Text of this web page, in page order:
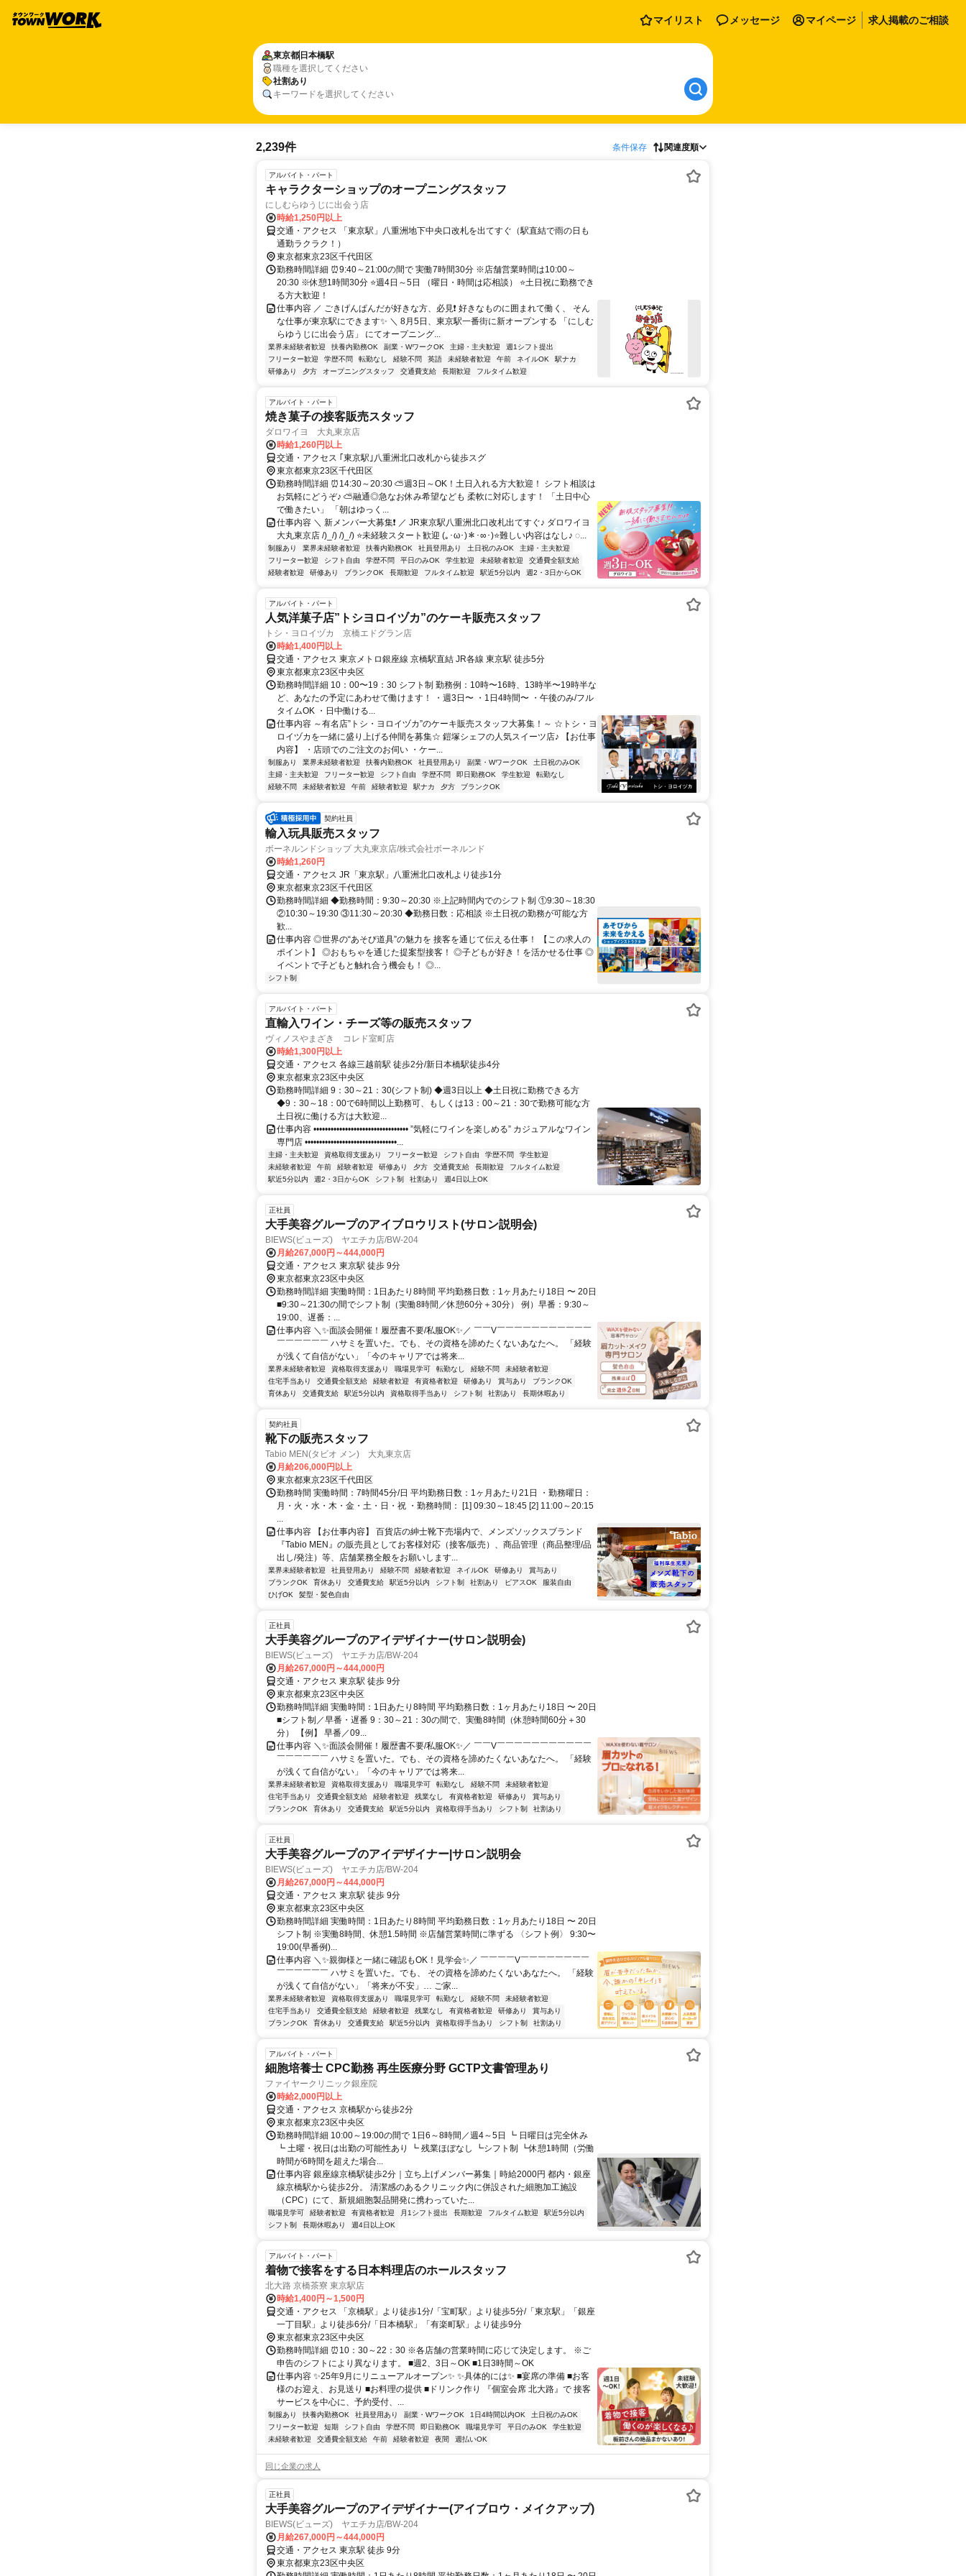
マイリスト メッセージ マイページ 求人掲載のご相談
東京都 日本橋駅
職種を選択してください
社割あり
キーワードを選択してください
2,239件 条件保存 関連度順
アルバイト・パート
キャラクターショップのオープニングスタッフ
にしむらゆうじに出会う店
時給1,250円以上
交通・アクセス 「東京駅」八重洲地下中央口改札を出てすぐ（駅直結で雨の日も
通勤ラクラク！）
東京都東京23区千代田区
勤務時間詳細 ⏰9:40～21:00の間で 実働7時間30分 ※店舗営業時間は10:00～
20:30 ※休憩1時間30分 ⭐週4日～5日 （曜日・時間は応相談） ⭐土日祝に勤務でき
る方大歓迎！
仕事内容 ／ ごきげんぱんだが好きな方、必見❗ 好きなものに囲まれて働く、 そん
な仕事が東京駅にできます✨ ＼ 8月5日、東京駅一番街に新オープンする 「にしむ
らゆうじに出会う店」 にてオープニング...
業界未経験者歓迎 扶養内勤務OK 副業・WワークOK 主婦・主夫歓迎
週1シフト提出
フリーター歓迎
学歴不問 転勤なし 経験不問 英語 未経験者歓迎 午前 ネイルOK
駅ナカ
研修あり
夕方 オープニングスタッフ 交通費支給 長期歓迎 フルタイム歓迎
アルバイト・パート
焼き菓子の接客販売スタッフ
ダロワイヨ 大丸東京店
時給1,260円以上
交通・アクセス ｢東京駅｣八重洲北口改札から徒歩スグ
東京都東京23区千代田区
勤務時間詳細 ⏰14:30～20:30 ⛅週3日～OK！土日入れる方大歓迎！ シフト相談は
お気軽にどうぞ♪ ⛅融通◎急なお休み希望なども 柔軟に対応します！ 「土日中心
で働きたい」 「朝はゆっく...
仕事内容 ＼ 新メンバー大募集❗ ／ JR東京駅八重洲北口改札出てすぐ♪ ダロワイヨ
大丸東京店 /)_/) /)_/) ⭐未経験スタート歓迎 (｡･ω･)＊･∞･)⭐難しい内容はなし♪ ◌...
制服あり 業界未経験者歓迎 扶養内勤務OK 社員登用あり 土日祝のみOK
主婦・主夫歓迎
フリーター歓迎
シフト自由 学歴不問 平日のみOK 学生歓迎 未経験者歓迎
交通費全額支給
経験者歓迎
研修あり ブランクOK 長期歓迎 フルタイム歓迎 駅近5分以内 週2・3日からOK
アルバイト・パート
人気洋菓子店”トシヨロイヅカ”のケーキ販売スタッフ
トシ・ヨロイヅカ 京橋エドグラン店
時給1,400円以上
交通・アクセス 東京メトロ銀座線 京橋駅直結 JR各線 東京駅 徒歩5分
東京都東京23区中央区
勤務時間詳細 10：00〜19：30 シフト制 勤務例：10時〜16時、13時半〜19時半な
ど、あなたの予定にあわせて働けます！ ・週3日〜 ・1日4時間〜 ・午後のみ/フル
タイムOK ・日中働ける...
仕事内容 ～有名店”トシ・ヨロイヅカ”のケーキ販売スタッフ大募集！～ ☆トシ・ヨ
ロイヅカを一緒に盛り上げる仲間を募集☆ 鎧塚シェフの人気スイーツ店♪ 【お仕事
内容】 ・店頭でのご注文のお伺い ・ケー...
制服あり 業界未経験者歓迎 扶養内勤務OK 社員登用あり 副業・WワークOK
土日祝のみOK
主婦・主夫歓迎
フリーター歓迎 シフト自由 学歴不問 即日勤務OK 学生歓迎
転勤なし
経験不問
未経験者歓迎 午前 経験者歓迎 駅ナカ 夕方 ブランクOK
契約社員
輸入玩具販売スタッフ
ボーネルンドショップ 大丸東京店/株式会社ボーネルンド
時給1,260円
交通・アクセス JR「東京駅」八重洲北口改札より徒歩1分
東京都東京23区千代田区
勤務時間詳細 ◆勤務時間：9:30～20:30 ※上記時間内でのシフト制 ①9:30～18:30
②10:30～19:30 ③11:30～20:30 ◆勤務日数：応相談 ※土日祝の勤務が可能な方
歓...
仕事内容 ◎世界の“あそび道具”の魅力を 接客を通じて伝える仕事！ 【この求人の
ポイント】 ◎おもちゃを通じた提案型接客！ ◎子どもが好き！を活かせる仕事 ◎
イベントで子どもと触れ合う機会も！ ◎...
シフト制
アルバイト・パート
直輸入ワイン・チーズ等の販売スタッフ
ヴィノスやまざき コレド室町店
時給1,300円以上
交通・アクセス 各線三越前駅 徒歩2分/新日本橋駅徒歩4分
東京都東京23区中央区
勤務時間詳細 9：30～21：30(シフト制) ◆週3日以上 ◆土日祝に勤務できる方
◆9：30～18：00で6時間以上勤務可、もしくは13：00～21：30で勤務可能な方
土日祝に働ける方は大歓迎...
仕事内容 ••••••••••••••••••••••••••••••••• ”気軽にワインを楽しめる” カジュアルなワイン
専門店 ••••••••••••••••••••••••••••••••...
主婦・主夫歓迎 資格取得支援あり フリーター歓迎 シフト自由 学歴不問
学生歓迎
未経験者歓迎
午前 経験者歓迎 研修あり 夕方 交通費支給 長期歓迎
フルタイム歓迎
駅近5分以内
週2・3日からOK シフト制 社割あり 週4日以上OK
正社員
大手美容グループのアイブロウリスト(サロン説明会)
BIEWS(ビューズ) ヤエチカ店/BW-204
月給267,000円～444,000円
交通・アクセス 東京駅 徒歩 9分
東京都東京23区中央区
勤務時間詳細 実働時間：1日あたり8時間 平均勤務日数：1ヶ月あたり18日 〜 20日
■9:30～21:30の間でシフト制（実働8時間／休憩60分＋30分） 例）早番：9:30～
19:00、遅番：...
仕事内容 ＼✨面談会開催！履歴書不要/私服OK✨／ ￣￣V￣￣￣￣￣￣￣￣￣￣￣
￣￣￣￣￣￣ ハサミを置いた。でも、その資格を諦めたくないあなたへ。 「経験
が浅くて自信がない」「今のキャリアでは将来...
業界未経験者歓迎 資格取得支援あり 職場見学可 転勤なし 経験不問
未経験者歓迎
住宅手当あり
交通費全額支給 経験者歓迎 有資格者歓迎 研修あり 賞与あり
ブランクOK
育休あり
交通費支給 駅近5分以内 資格取得手当あり シフト制 社割あり 長期休暇あり
契約社員
靴下の販売スタッフ
Tabio MEN(タビオ メン) 大丸東京店
月給206,000円以上
東京都東京23区千代田区
勤務時間 実働時間：7時間45分/日 平均勤務日数：1ヶ月あたり21日 ・勤務曜日：
月・火・水・木・金・土・日・祝 ・勤務時間： [1] 09:30～18:45 [2] 11:00～20:15
...
仕事内容 【お仕事内容】 百貨店の紳士靴下売場内で、メンズソックスブランド
『Tabio MEN』の販売員としてお客様対応（接客/販売）、商品管理（商品整理/品
出し/発注）等、店舗業務全般をお願いします...
業界未経験者歓迎 社員登用あり 経験不問 経験者歓迎 ネイルOK 研修あり
賞与あり
ブランクOK
育休あり 交通費支給 駅近5分以内 シフト制 社割あり ピアスOK
服装自由
ひげOK
髪型・髪色自由
正社員
大手美容グループのアイデザイナー(サロン説明会)
BIEWS(ビューズ) ヤエチカ店/BW-204
月給267,000円～444,000円
交通・アクセス 東京駅 徒歩 9分
東京都東京23区中央区
勤務時間詳細 実働時間：1日あたり8時間 平均勤務日数：1ヶ月あたり18日 〜 20日
■シフト制／早番・遅番 9：30～21：30の間で、実働8時間（休憩時間60分＋30
分） 【例】 早番／09...
仕事内容 ＼✨面談会開催！履歴書不要/私服OK✨／ ￣￣V￣￣￣￣￣￣￣￣￣￣￣
￣￣￣￣￣￣ ハサミを置いた。でも、その資格を諦めたくないあなたへ。 「経験
が浅くて自信がない」「今のキャリアでは将来...
業界未経験者歓迎 資格取得支援あり 職場見学可 転勤なし 経験不問
未経験者歓迎
住宅手当あり
交通費全額支給 経験者歓迎 残業なし 有資格者歓迎 研修あり
賞与あり
ブランクOK
育休あり 交通費支給 駅近5分以内 資格取得手当あり シフト制 社割あり
正社員
大手美容グループのアイデザイナー|サロン説明会
BIEWS(ビューズ) ヤエチカ店/BW-204
月給267,000円～444,000円
交通・アクセス 東京駅 徒歩 9分
東京都東京23区中央区
勤務時間詳細 実働時間：1日あたり8時間 平均勤務日数：1ヶ月あたり18日 〜 20日
シフト制 ※実働8時間、休憩1.5時間 ※店舗営業時間に準ずる 〈シフト例〉 9:30〜
19:00(早番例)...
仕事内容 ＼✨親御様と一緒に確認もOK！見学会✨／ ￣￣￣￣V￣￣￣￣￣￣￣￣
￣￣￣￣￣￣ ハサミを置いた。でも、 その資格を諦めたくないあなたへ。 「経験
が浅くて自信がない」「将来が不安」… ご家...
業界未経験者歓迎 資格取得支援あり 職場見学可 転勤なし 経験不問
未経験者歓迎
住宅手当あり
交通費全額支給 経験者歓迎 残業なし 有資格者歓迎 研修あり
賞与あり
ブランクOK
育休あり 交通費支給 駅近5分以内 資格取得手当あり シフト制 社割あり
アルバイト・パート
細胞培養士 CPC勤務 再生医療分野 GCTP文書管理あり
ファイヤークリニック銀座院
時給2,000円以上
交通・アクセス 京橋駅から徒歩2分
東京都東京23区中央区
勤務時間詳細 10:00～19:00の間で 1日6～8時間／週4～5日 ┗ 日曜日は完全休み
┗ 土曜・祝日は出勤の可能性あり ┗ 残業ほぼなし ┗シフト制 ┗休憩1時間（労働
時間が6時間を超えた場合...
仕事内容 銀座線京橋駅徒歩2分｜立ち上げメンバー募集｜時給2000円 都内・銀座
線京橋駅から徒歩2分。 清潔感のあるクリニック内に併設された細胞加工施設
（CPC）にて、新規細胞製品開発に携わっていた...
職場見学可 経験者歓迎 有資格者歓迎 月1シフト提出 長期歓迎 フルタイム歓迎
駅近5分以内
シフト制
長期休暇あり 週4日以上OK
アルバイト・パート
着物で接客をする日本料理店のホールスタッフ
北大路 京橋茶寮 東京駅店
時給1,400円～1,500円
交通・アクセス 「京橋駅」より徒歩1分/「宝町駅」より徒歩5分/「東京駅」「銀座
一丁目駅」より徒歩6分/「日本橋駅」「有楽町駅」より徒歩9分
東京都東京23区中央区
勤務時間詳細 ⏰10：30～22：30 ※各店舗の営業時間に応じて決定します。 ※ご
申告のシフトにより異なります。 ■週2、3日～OK ■1日3時間～OK
仕事内容 ✨25年9月にリニューアルオープン✨ ✨具体的には✨ ■宴席の準備 ■お客
様のお迎え、お見送り ■お料理の提供 ■ドリンク作り 『個室会席 北大路』で 接客
サービスを中心に、予約受付、...
制服あり 扶養内勤務OK 社員登用あり 副業・WワークOK 1日4時間以内OK
土日祝のみOK
フリーター歓迎
短期 シフト自由 学歴不問 即日勤務OK 職場見学可 平日のみOK
学生歓迎
未経験者歓迎
交通費全額支給 午前 経験者歓迎 夜間 週払いOK
同じ企業の求人
正社員
大手美容グループのアイデザイナー(アイブロウ・メイクアップ)
BIEWS(ビューズ) ヤエチカ店/BW-204
月給267,000円～444,000円
交通・アクセス 東京駅 徒歩 9分
東京都東京23区中央区